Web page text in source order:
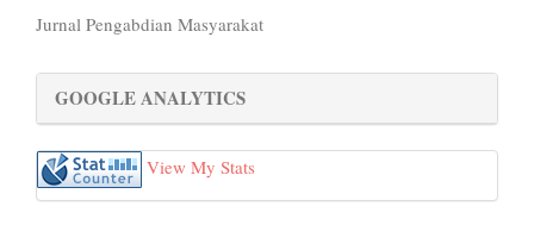
Jurnal Pengabdian Masyarakat
GOOGLE ANALYTICS
View My Stats